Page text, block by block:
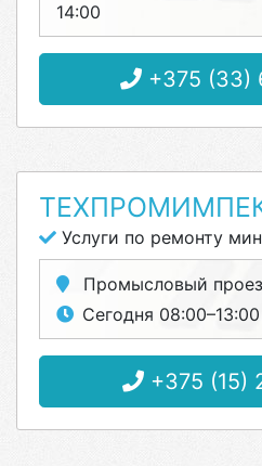
14:00
+375 (33)
Услуги по ремонту
Промысловый
Сегодня 08:00–13:00
+375 (15)